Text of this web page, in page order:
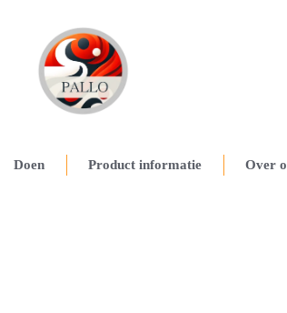
Doen Product informatie Over